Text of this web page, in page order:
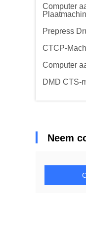
Computer
Prepress
CTCP-
Computer
DMD CTS-
Neem